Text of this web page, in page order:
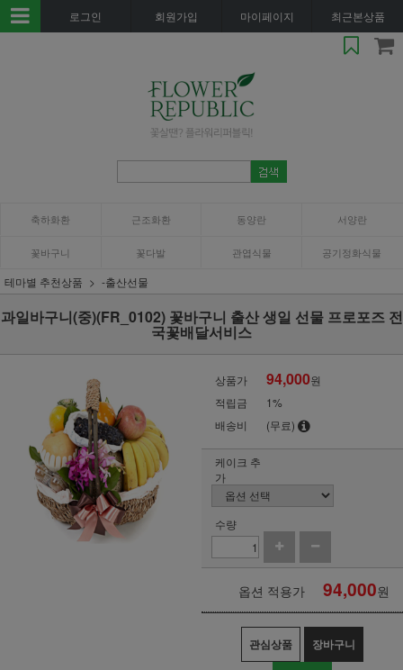
로그인 회원가입 마이페이지 최근본상품
축하화환 근조화환 동양란 서양란
꽃바구니 꽃다발 관엽식물 공기정화식물
테마별 추천상품 -출산선물
과일바구니(중)(FR_0102) 꽃바구니 출산 생일 선물 프로포즈 전
국꽃배달서비스
상품가 94,000원
적립금
1%
배송비
(무료)
케이크 추
가
수량
옵션 적용가 94,000원
관심상품 장바구니